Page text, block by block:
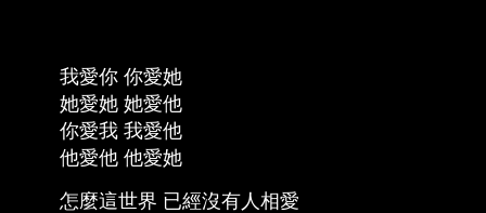
我愛你 你愛她
她愛她 她愛他
你愛我 我愛他
他愛他 他愛她
怎麼這世界 已經沒有人相愛